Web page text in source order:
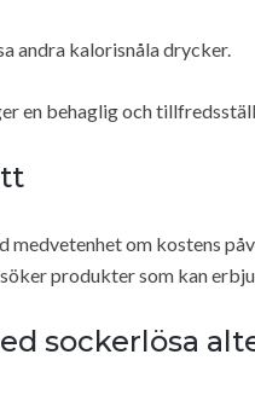
andra kalorisnåla drycker.
en behaglig och
medvetenhet om kostens
produkter som kan
sockerlösa